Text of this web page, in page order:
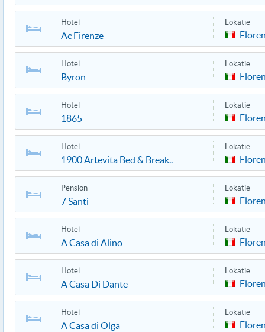
Hotel
Ac Firenze
Lokatie
Hotel
Byron
Lokatie
Hotel
1865
Lokatie
Hotel
1900 Artevita Bed & Break..
Lokatie
Pension
7 Santi
Lokatie
Hotel
A Casa di Alino
Lokatie
Hotel
A Casa Di Dante
Lokatie
Hotel
A Casa di Olga
Lokatie